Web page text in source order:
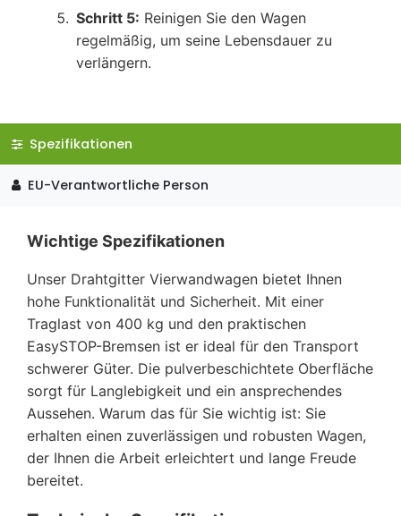
Schritt 5: Reinigen Sie den Wagen
regelmäßig, um seine Lebensdauer zu
verlängern.
Spezifikationen
EU-Verantwortliche Person
Wichtige Spezifikationen
Unser Drahtgitter Vierwandwagen bietet Ihnen
hohe Funktionalität und Sicherheit. Mit einer
Traglast von 400 kg und den praktischen
EasySTOP-Bremsen ist er ideal für den Transport
schwerer Güter. Die pulverbeschichtete Oberfläche
sorgt für Langlebigkeit und ein ansprechendes
Aussehen. Warum das für Sie wichtig ist: Sie
erhalten einen zuverlässigen und robusten Wagen,
der Ihnen die Arbeit erleichtert und lange Freude
bereitet.